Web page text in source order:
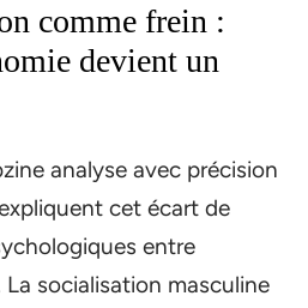
comme frein :
devient un
analyse avec précision
cet écart de
entre
socialisation masculine